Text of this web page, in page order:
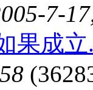
7-
果成